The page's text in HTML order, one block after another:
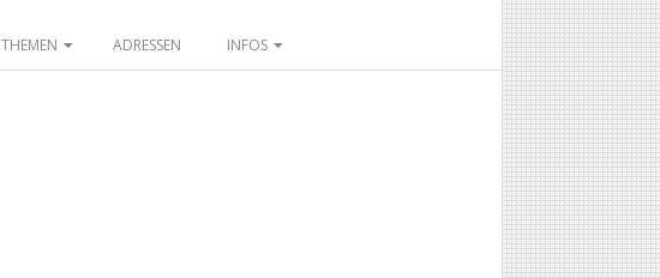
THEMEN ADRESSEN INFOS